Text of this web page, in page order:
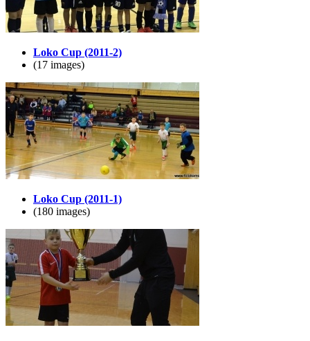
Loko Cup (2011-2)
(17 images)
Loko Cup (2011-1)
(180 images)